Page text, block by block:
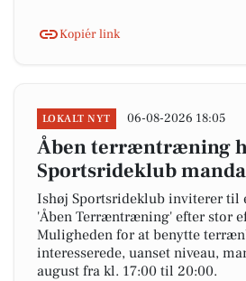
Kopiér link
LOKALT NYT 06-08-2026 18:05
Åben terræntræning
Sportsrideklub
Ishøj Sportsrideklub inviterer til
'Åben Terræntræning' efter stor
Muligheden for at benytte
interesserede, uanset niveau,
august fra kl. 17:00 til 20:00.